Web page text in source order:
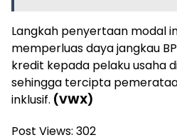
Langkah penyertaan modal
memperluas daya jangkau
kredit kepada pelaku usaha
sehingga tercipta
inklusif. (VWX)
Post Views: 302